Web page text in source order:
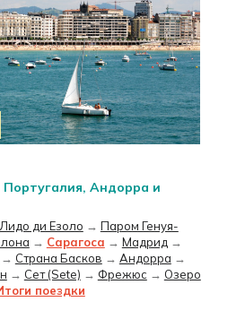
Андорра и
Лидо ди Езоло → Паром Генуя-
→ Сарагоса → Мадрид →
→ Страна Басков → Андорра →
→ Сет (Sete) → Фрежюс → Озеро
поездки